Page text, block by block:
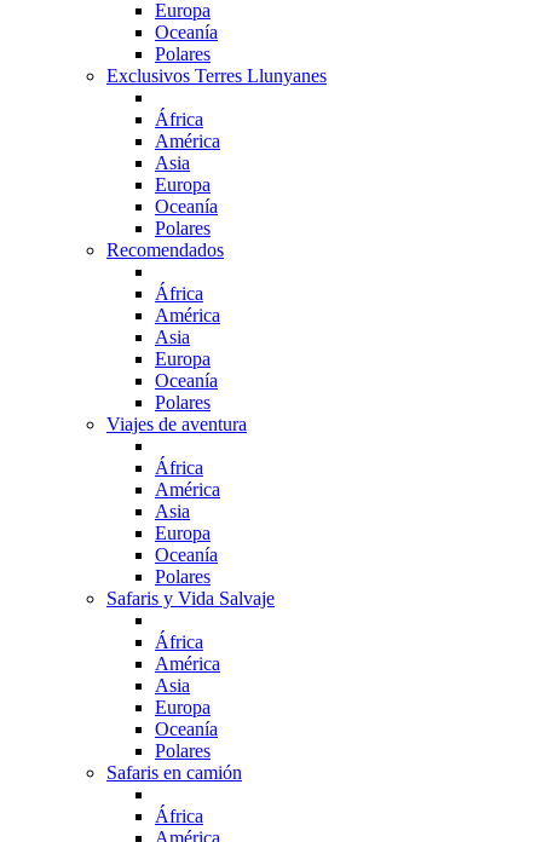
Europa
Oceanía
Polares
Exclusivos Terres Llunyanes
África
América
Asia
Europa
Oceanía
Polares
Recomendados
África
América
Asia
Europa
Oceanía
Polares
Viajes de aventura
África
América
Asia
Europa
Oceanía
Polares
Safaris y Vida Salvaje
África
América
Asia
Europa
Oceanía
Polares
Safaris en camión
África
América